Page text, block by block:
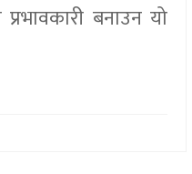
बनाउन यो